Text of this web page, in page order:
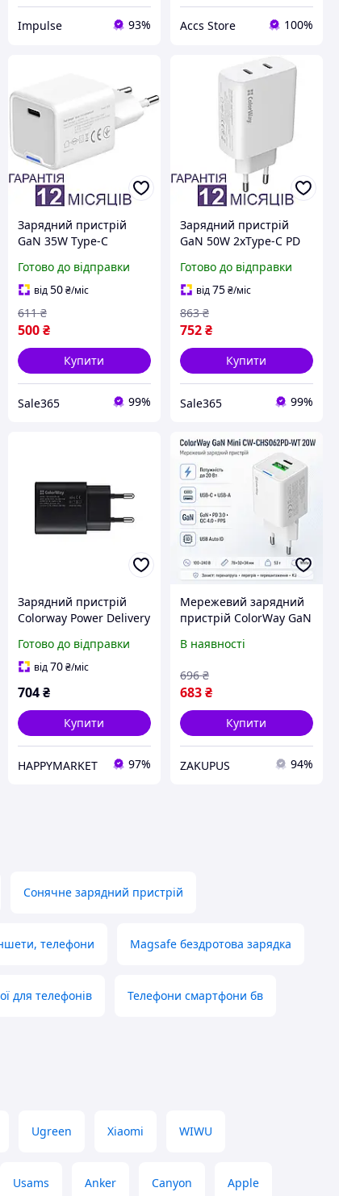
Impulse 93% Accs Store 100%
Зарядний пристрій
GaN 35W Type-C
для телефону та
планшета ColorWay
Mini білий
Готово до відправки
від50 ₴/міс
500 ₴
611 ₴
Купити
Sale365 99%
Зарядний пристрій
GaN 50W 2xType-C PD
для телефону та
планшета ColorWay
білий
Готово до відправки
від75₴/міс
752₴
863 ₴
Купити
Sale365 99%
Зарядний пристрій
Colorway Power Delivery
(25W) Black (CW-
CHS033PD-BK)
Готово до відправки
від70 ₴/міс
704 ₴
Купити
HAPPYMARKET 97%
Мережевий зарядний
пристрій ColorWay GaN
20W 1xUSB-C 1xUSB-A
В наявності
683₴
696 ₴
Купити
ZAKUPUS 94%
Сонячне зарядний пристрій
телефони Magsafe бездротова зарядка
для телефонів Телефони смартфони бв
Ugreen Xiaomi WIWU
Usams Anker Canyon Apple